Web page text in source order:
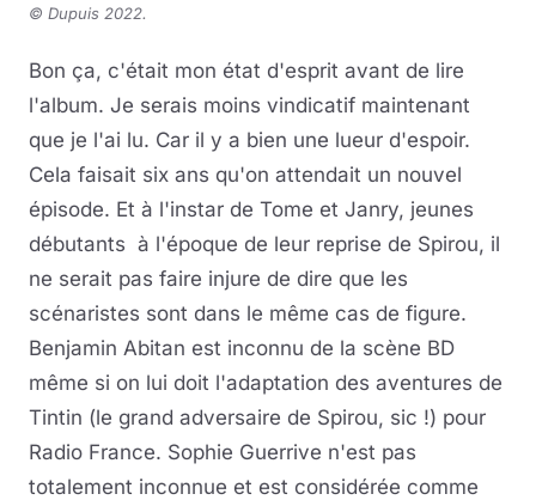
© Dupuis 2022.
Bon ça, c'était mon état d'esprit avant de lire
l'album. Je serais moins vindicatif maintenant
que je l'ai lu. Car il y a bien une lueur d'espoir.
Cela faisait six ans qu'on attendait un nouvel
épisode. Et à l'instar de Tome et Janry, jeunes
débutants à l'époque de leur reprise de Spirou, il
ne serait pas faire injure de dire que les
scénaristes sont dans le même cas de figure.
Benjamin Abitan est inconnu de la scène BD
même si on lui doit l'adaptation des aventures de
Tintin (le grand adversaire de Spirou, sic !) pour
Radio France. Sophie Guerrive n'est pas
totalement inconnue et est considérée comme